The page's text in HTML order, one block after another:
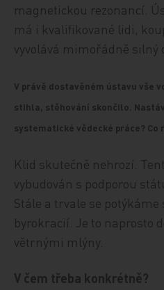
magnetickou rezonancí.
má i kvalifikované lidi,
vyvolává mimořádně silný
V právě dostavěném ústavu vše
stihla, stěhování skončilo.
systematické vědecké práce?
Klid skutečně nehrozí.
vybudován s podporou
Stále a trvale se potýkáme
byrokracií. Je to naprosto
větrnými mlýny.
V čem třeba konkrétně?